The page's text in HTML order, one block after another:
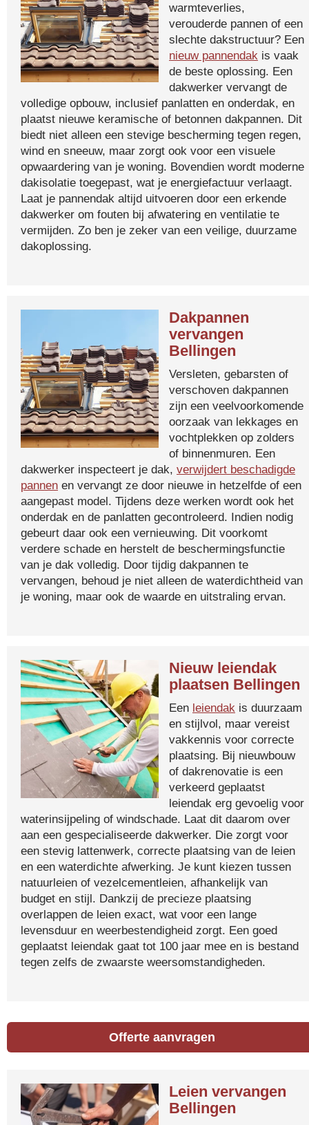
warmteverlies,
verouderde pannen of een
slechte dakstructuur? Een
nieuw pannendak is vaak
de beste oplossing. Een
dakwerker vervangt de
volledige opbouw, inclusief panlatten en onderdak, en
plaatst nieuwe keramische of betonnen dakpannen. Dit
biedt niet alleen een stevige bescherming tegen regen,
wind en sneeuw, maar zorgt ook voor een visuele
opwaardering van je woning. Bovendien wordt moderne
dakisolatie toegepast, wat je energiefactuur verlaagt.
Laat je pannendak altijd uitvoeren door een erkende
dakwerker om fouten bij afwatering en ventilatie te
vermijden. Zo ben je zeker van een veilige, duurzame
dakoplossing.
Dakpannen
vervangen
Bellingen
Versleten, gebarsten of
verschoven dakpannen
zijn een veelvoorkomende
oorzaak van lekkages en
vochtplekken op zolders
of binnenmuren. Een
dakwerker inspecteert je dak, verwijdert beschadigde
pannen en vervangt ze door nieuwe in hetzelfde of een
aangepast model. Tijdens deze werken wordt ook het
onderdak en de panlatten gecontroleerd. Indien nodig
gebeurt daar ook een vernieuwing. Dit voorkomt
verdere schade en herstelt de beschermingsfunctie
van je dak volledig. Door tijdig dakpannen te
vervangen, behoud je niet alleen de waterdichtheid van
je woning, maar ook de waarde en uitstraling ervan.
Nieuw leiendak
plaatsen Bellingen
Een leiendak is duurzaam
en stijlvol, maar vereist
vakkennis voor correcte
plaatsing. Bij nieuwbouw
of dakrenovatie is een
verkeerd geplaatst
leiendak erg gevoelig voor
waterinsijpeling of windschade. Laat dit daarom over
aan een gespecialiseerde dakwerker. Die zorgt voor
een stevig lattenwerk, correcte plaatsing van de leien
en een waterdichte afwerking. Je kunt kiezen tussen
natuurleien of vezelcementleien, afhankelijk van
budget en stijl. Dankzij de precieze plaatsing
overlappen de leien exact, wat voor een lange
levensduur en weerbestendigheid zorgt. Een goed
geplaatst leiendak gaat tot 100 jaar mee en is bestand
tegen zelfs de zwaarste weersomstandigheden.
Offerte aanvragen
Leien vervangen
Bellingen